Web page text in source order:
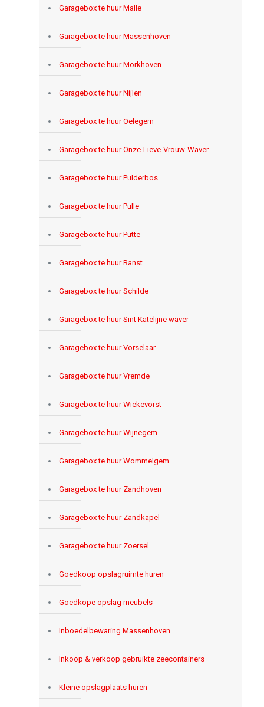
Garagebox te huur Malle
Garagebox te huur Massenhoven
Garagebox te huur Morkhoven
Garagebox te huur Nijlen
Garagebox te huur Oelegem
Garagebox te huur Onze-Lieve-Vrouw-Waver
Garagebox te huur Pulderbos
Garagebox te huur Pulle
Garagebox te huur Putte
Garagebox te huur Ranst
Garagebox te huur Schilde
Garagebox te huur Sint Katelijne waver
Garagebox te huur Vorselaar
Garagebox te huur Vremde
Garagebox te huur Wiekevorst
Garagebox te huur Wijnegem
Garagebox te huur Wommelgem
Garagebox te huur Zandhoven
Garagebox te huur Zandkapel
Garagebox te huur Zoersel
Goedkoop opslagruimte huren
Goedkope opslag meubels
Inboedelbewaring Massenhoven
Inkoop & verkoop gebruikte zeecontainers
Kleine opslagplaats huren